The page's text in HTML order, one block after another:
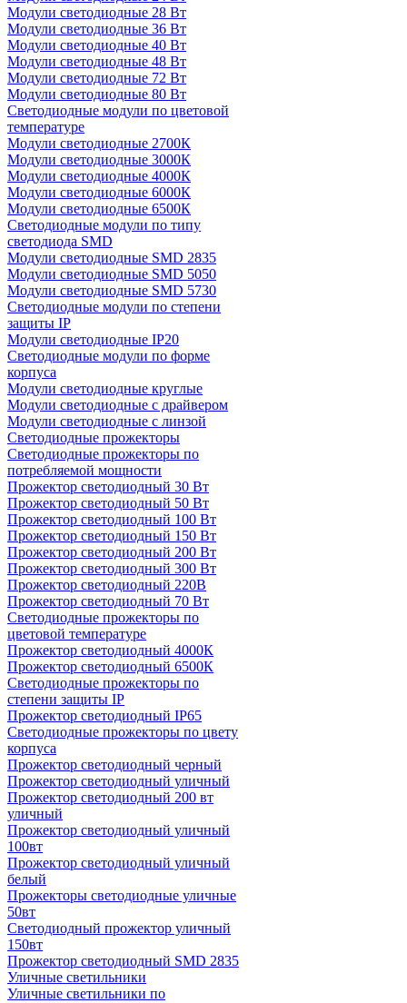
Модули светодиодные 28 Вт
Модули светодиодные 36 Вт
Модули светодиодные 40 Вт
Модули светодиодные 48 Вт
Модули светодиодные 72 Вт
Модули светодиодные 80 Вт
Светодиодные модули по цветовой
температуре
Модули светодиодные 2700К
Модули светодиодные 3000К
Модули светодиодные 4000К
Модули светодиодные 6000К
Модули светодиодные 6500К
Светодиодные модули по типу
светодиода SMD
Модули светодиодные SMD 2835
Модули светодиодные SMD 5050
Модули светодиодные SMD 5730
Светодиодные модули по степени
защиты IP
Модули светодиодные IP20
Светодиодные модули по форме
корпуса
Модули светодиодные круглые
Модули светодиодные с драйвером
Модули светодиодные с линзой
Светодиодные прожекторы
Светодиодные прожекторы по
потребляемой мощности
Прожектор светодиодный 30 Вт
Прожектор светодиодный 50 Вт
Прожектор светодиодный 100 Вт
Прожектор светодиодный 150 Вт
Прожектор светодиодный 200 Вт
Прожектор светодиодный 300 Вт
Прожектор светодиодный 220В
Прожектор светодиодный 70 Вт
Светодиодные прожекторы по
цветовой температуре
Прожектор светодиодный 4000К
Прожектор светодиодный 6500К
Светодиодные прожекторы по
степени защиты IP
Прожектор светодиодный IP65
Светодиодные прожекторы по цвету
корпуса
Прожектор светодиодный черный
Прожектор светодиодный уличный
Прожектор светодиодный 200 вт
уличный
Прожектор светодиодный уличный
100вт
Прожектор светодиодный уличный
белый
Прожекторы светодиодные уличные
50вт
Светодиодный прожектор уличный
150вт
Прожектор светодиодный SMD 2835
Уличные светильники
Уличные светильники по